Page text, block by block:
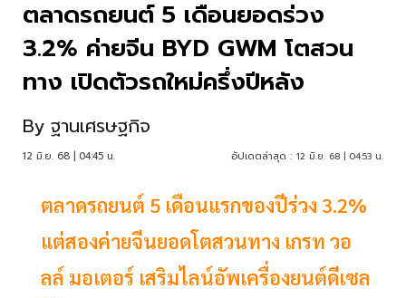
ตลาดรถยนต์ 5 เดือนยอดร่วง
3.2% ค่ายจีน BYD GWM โตสวน
ทาง เปิดตัวรถใหม่ครึ่งปีหลัง
By ฐานเศรษฐกิจ
12 มิ.ย. 68 | 04:45 น. อัปเดตล่าสุด : 12 มิ.ย. 68 | 04:53 น.
ตลาดรถยนต์ 5 เดือนแรกของปีร่วง 3.2%
แต่สองค่ายจีนยอดโตสวนทาง เกรท วอ
ลล์ มอเตอร์ เสริมไลน์อัพเครื่องยนต์ดีเซล